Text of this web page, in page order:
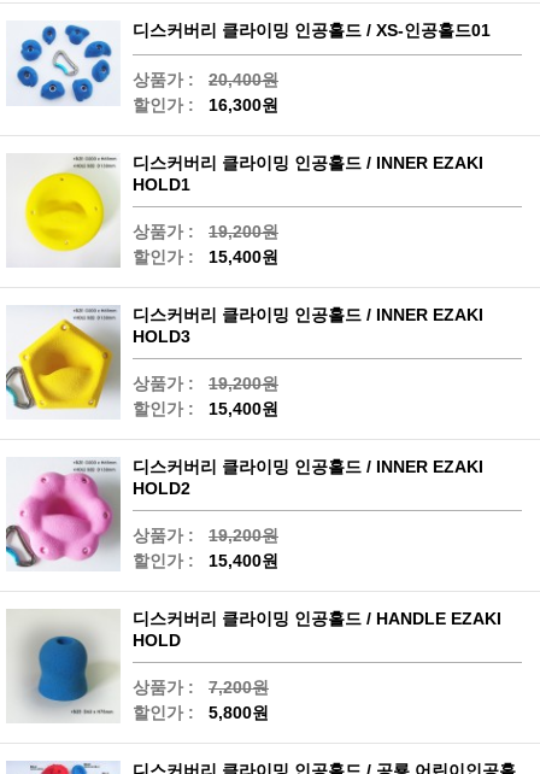
디스커버리 클라이밍 인공홀드 / XS-인공홀드01
상품가 :
20,400원
할인가 :
16,300원
디스커버리 클라이밍 인공홀드 / INNER EZAKI
HOLD1
상품가 :
19,200원
할인가 :
15,400원
디스커버리 클라이밍 인공홀드 / INNER EZAKI
HOLD3
상품가 :
19,200원
할인가 :
15,400원
디스커버리 클라이밍 인공홀드 / INNER EZAKI
HOLD2
상품가 :
19,200원
할인가 :
15,400원
디스커버리 클라이밍 인공홀드 / HANDLE EZAKI
HOLD
상품가 :
7,200원
할인가 :
5,800원